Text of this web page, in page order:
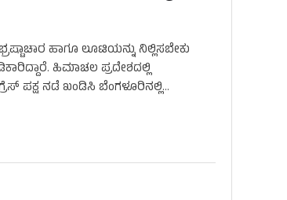
ಹಾಗೂ ಲೂಟಿಯನ್ನು ನಿಲ್ಲಿಸಬೇಕು
ಹಿಮಾಚಲ ಪ್ರದೇಶದಲ್ಲಿ
ಪಕ್ಷ ನಡೆ ಖಂಡಿಸಿ ಬೆಂಗಳೂರಿನಲ್ಲಿ